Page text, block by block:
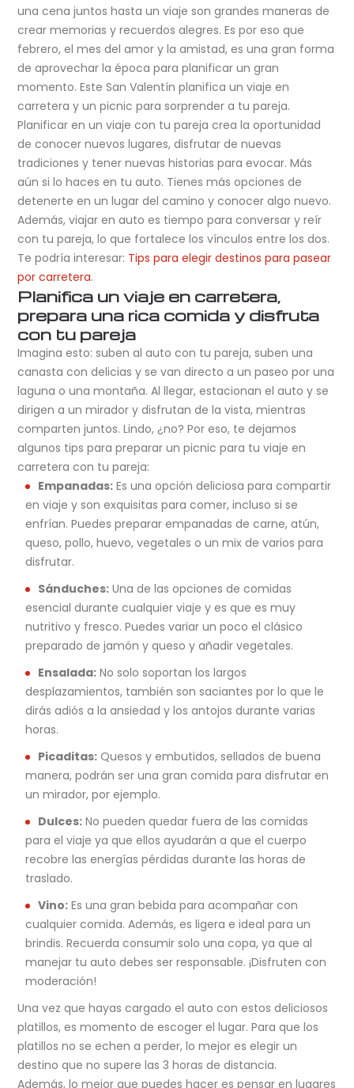
una cena juntos hasta un viaje son grandes maneras de
crear memorias y recuerdos alegres. Es por eso que
febrero, el mes del amor y la amistad, es una gran forma
de aprovechar la época para planificar un gran
momento. Este San Valentín planifica un viaje en
carretera y un picnic para sorprender a tu pareja.
Planificar en un viaje con tu pareja crea la oportunidad
de conocer nuevos lugares, disfrutar de nuevas
tradiciones y tener nuevas historias para evocar. Más
aún si lo haces en tu auto. Tienes más opciones de
detenerte en un lugar del camino y conocer algo nuevo.
Además, viajar en auto es tiempo para conversar y reír
con tu pareja, lo que fortalece los vínculos entre los dos.
Te podría interesar: Tips para elegir destinos para pasear
por carretera.
Planifica un viaje en carretera,
prepara una rica comida y disfruta
con tu pareja
Imagina esto: suben al auto con tu pareja, suben una
canasta con delicias y se van directo a un paseo por una
laguna o una montaña. Al llegar, estacionan el auto y se
dirigen a un mirador y disfrutan de la vista, mientras
comparten juntos. Lindo, ¿no? Por eso, te dejamos
algunos tips para preparar un picnic para tu viaje en
carretera con tu pareja:
Empanadas: Es una opción deliciosa para compartir
en viaje y son exquisitas para comer, incluso si se
enfrían. Puedes preparar empanadas de carne, atún,
queso, pollo, huevo, vegetales o un mix de varios para
disfrutar.
Sánduches: Una de las opciones de comidas
esencial durante cualquier viaje y es que es muy
nutritivo y fresco. Puedes variar un poco el clásico
preparado de jamón y queso y añadir vegetales.
Ensalada: No solo soportan los largos
desplazamientos, también son saciantes por lo que le
dirás adiós a la ansiedad y los antojos durante varias
horas.
Picaditas: Quesos y embutidos, sellados de buena
manera, podrán ser una gran comida para disfrutar en
un mirador, por ejemplo.
Dulces: No pueden quedar fuera de las comidas
para el viaje ya que ellos ayudarán a que el cuerpo
recobre las energías pérdidas durante las horas de
traslado.
Vino: Es una gran bebida para acompañar con
cualquier comida. Además, es ligera e ideal para un
brindis. Recuerda consumir solo una copa, ya que al
manejar tu auto debes ser responsable. ¡Disfruten con
moderación!
Una vez que hayas cargado el auto con estos deliciosos
platillos, es momento de escoger el lugar. Para que los
platillos no se echen a perder, lo mejor es elegir un
destino que no supere las 3 horas de distancia.
Además, lo mejor que puedes hacer es pensar en lugares